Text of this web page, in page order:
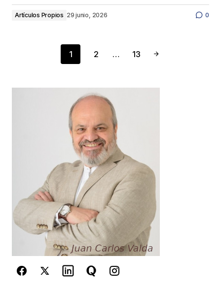
Artículos Propios 29 junio, 2026 0
1 2 … 13